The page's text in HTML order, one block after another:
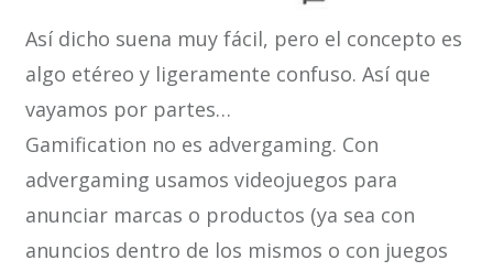
Así dicho suena muy fácil, pero el concepto es
algo etéreo y ligeramente confuso. Así que
vayamos por partes…
Gamification no es advergaming. Con
advergaming usamos videojuegos para
anunciar marcas o productos (ya sea con
anuncios dentro de los mismos o con juegos